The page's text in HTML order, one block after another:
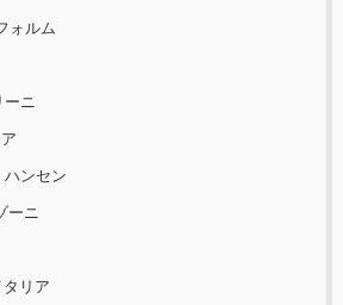
ォルム
ーニ
ハンセン
ーニ
タリア